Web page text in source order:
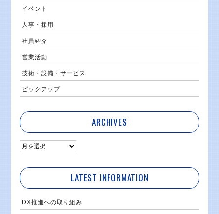
イベント
人事・採用
社員紹介
営業活動
技術・設備・サービス
ピックアップ
ARCHIVES
LATEST INFORMATION
DX推進への取り組み